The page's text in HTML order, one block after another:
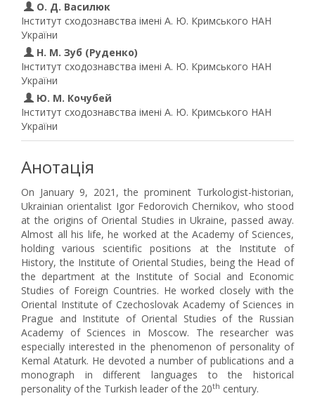
О. Д. Василюк
Інститут сходознавства імені А. Ю. Кримського НАН
України
Н. М. Зуб (Руденко)
Інститут сходознавства імені А. Ю. Кримського НАН
України
Ю. М. Кочубей
Інститут сходознавства імені А. Ю. Кримського НАН
України
Анотація
On January 9, 2021, the prominent Turkologist-historian,
Ukrainian orientalist Igor Fedorovich Chernikov, who stood
at the origins of Oriental Studies in Ukraine, passed away.
Almost all his life, he worked at the Academy of Sciences,
holding various scientific positions at the Institute of
History, the Institute of Oriental Studies, being the Head of
the department at the Institute of Social and Economic
Studies of Foreign Countries. He worked closely with the
Oriental Institute of Czechoslovak Academy of Sciences in
Prague and Institute of Oriental Studies of the Russian
Academy of Sciences in Moscow. The researcher was
especially interested in the phenomenon of personality of
Kemal Ataturk. He devoted a number of publications and a
monograph in different languages to the historical
personality of the Turkish leader of the 20th century.